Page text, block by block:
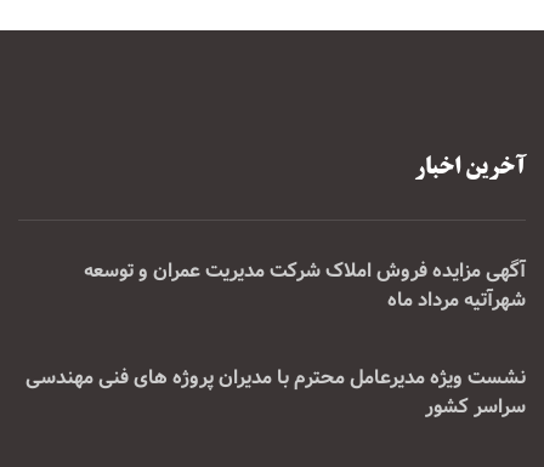
آخرین اخبار
آگهی مزایده فروش املاک شرکت مدیریت عمران و توسعه
شهرآتیه مرداد ماه
نشست ویژه مدیرعامل محترم با مدیران پروژه های فنی مهندسی
سراسر کشور